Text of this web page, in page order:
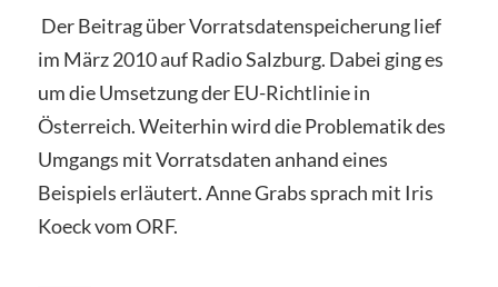
Der Beitrag über Vorratsdatenspeicherung lief
im März 2010 auf Radio Salzburg. Dabei ging es
um die Umsetzung der EU-Richtlinie in
Österreich. Weiterhin wird die Problematik des
Umgangs mit Vorratsdaten anhand eines
Beispiels erläutert. Anne Grabs sprach mit Iris
Koeck vom ORF.